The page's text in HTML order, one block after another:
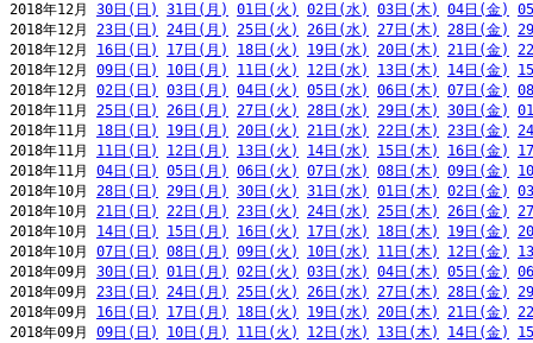
2018年12月 30日(日) 31日(月) 01日(火) 02日(水) 03日(木) 04日(金)
2018年12月 23日(日) 24日(月) 25日(火) 26日(水) 27日(木) 28日(金)
2018年12月 16日(日) 17日(月) 18日(火) 19日(水) 20日(木) 21日(金)
2018年12月 09日(日) 10日(月) 11日(火) 12日(水) 13日(木) 14日(金)
2018年12月 02日(日) 03日(月) 04日(火) 05日(水) 06日(木) 07日(金)
2018年11月 25日(日) 26日(月) 27日(火) 28日(水) 29日(木) 30日(金)
2018年11月 18日(日) 19日(月) 20日(火) 21日(水) 22日(木) 23日(金)
2018年11月 11日(日) 12日(月) 13日(火) 14日(水) 15日(木) 16日(金)
2018年11月 04日(日) 05日(月) 06日(火) 07日(水) 08日(木) 09日(金)
2018年10月 28日(日) 29日(月) 30日(火) 31日(水) 01日(木) 02日(金)
2018年10月 21日(日) 22日(月) 23日(火) 24日(水) 25日(木) 26日(金)
2018年10月 14日(日) 15日(月) 16日(火) 17日(水) 18日(木) 19日(金)
2018年10月 07日(日) 08日(月) 09日(火) 10日(水) 11日(木) 12日(金)
2018年09月 30日(日) 01日(月) 02日(火) 03日(水) 04日(木) 05日(金)
2018年09月 23日(日) 24日(月) 25日(火) 26日(水) 27日(木) 28日(金)
2018年09月 16日(日) 17日(月) 18日(火) 19日(水) 20日(木) 21日(金)
2018年09月 09日(日) 10日(月) 11日(火) 12日(水) 13日(木) 14日(金)